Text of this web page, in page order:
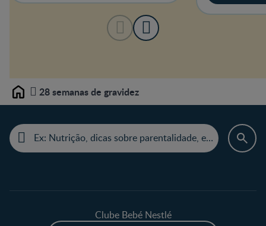
Home 28 semanas de gravidez
Clube Bebé Nestlé